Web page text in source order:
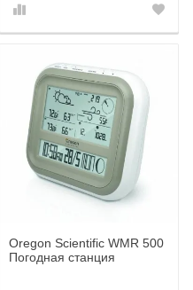
Oregon Scientific WMR 500
Погодная станция